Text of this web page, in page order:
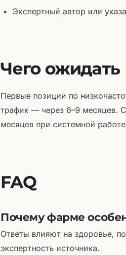
Экспертный автор или
Чего ожидать
Первые позиции по
трафик — через 6–9 месяцев.
месяцев при системной
FAQ
Почему фарме
Ответы влияют на здоровье,
экспертность источника.